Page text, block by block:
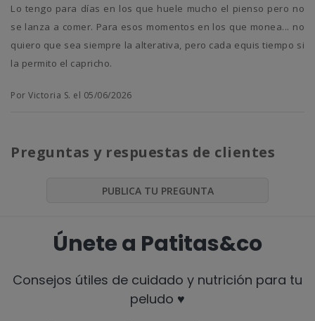
Lo tengo para días en los que huele mucho el pienso pero no
se lanza a comer. Para esos momentos en los que monea... no
quiero que sea siempre la alterativa, pero cada equis tiempo si
la permito el capricho.
Por Victoria S. el 05/06/2026
Preguntas y respuestas de clientes
PUBLICA TU PREGUNTA
Únete a Patitas&co
Consejos útiles de cuidado y nutrición para tu
peludo ♥️